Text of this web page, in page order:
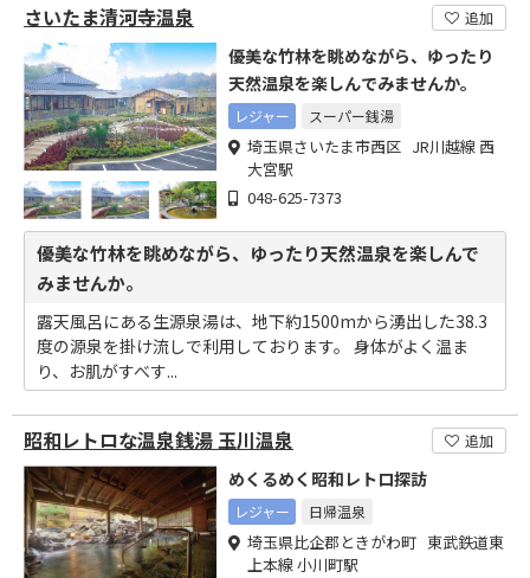
さいたま清河寺温泉 追加
優美な竹林を眺めながら、ゆったり
天然温泉を楽しんでみませんか。
レジャー スーパー銭湯
埼玉県さいたま市西区 JR川越線 西
大宮駅
048-625-7373
優美な竹林を眺めながら、ゆったり天然温泉を楽しんで
みませんか。
露天風呂にある生源泉湯は、地下約1500mから湧出した38.3
度の源泉を掛け流しで利用しております。 身体がよく温ま
り、お肌がすべす...
昭和レトロな温泉銭湯 玉川温泉 追加
めくるめく昭和レトロ探訪
レジャー 日帰温泉
埼玉県比企郡ときがわ町 東武鉄道東
上本線 小川町駅